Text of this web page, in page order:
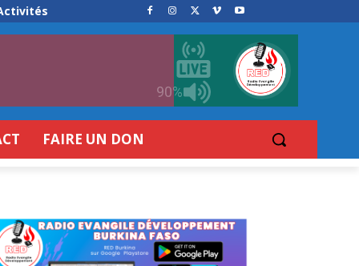
90%
FAIRE UN DON